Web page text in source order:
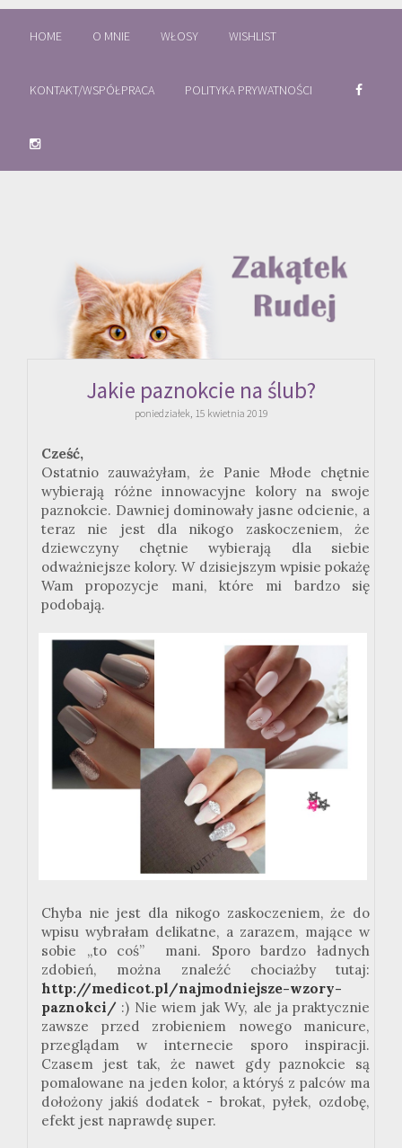
HOME O MNIE WŁOSY WISHLIST
KONTAKT/WSPÓŁPRACA POLITYKA PRYWATNOŚCI
Jakie paznokcie na ślub?
poniedziałek, 15 kwietnia 2019
Cześć,
Ostatnio zauważyłam, że Panie Młode chętnie
wybierają różne innowacyjne kolory na swoje
paznokcie. Dawniej dominowały jasne odcienie, a
teraz nie jest dla nikogo zaskoczeniem, że
dziewczyny chętnie wybierają dla siebie
odważniejsze kolory. W dzisiejszym wpisie pokażę
Wam propozycje mani, które mi bardzo się
podobają.
Chyba nie jest dla nikogo zaskoczeniem, że do
wpisu wybrałam delikatne, a zarazem, mające w
sobie „to coś” mani. Sporo bardzo ładnych
zdobień, można znaleźć chociażby tutaj:
http://medicot.pl/najmodniejsze-wzory-
paznokci/ :) Nie wiem jak Wy, ale ja praktycznie
zawsze przed zrobieniem nowego manicure,
przeglądam w internecie sporo inspiracji.
Czasem jest tak, że nawet gdy paznokcie są
pomalowane na jeden kolor, a któryś z palców ma
dołożony jakiś dodatek - brokat, pyłek, ozdobę,
efekt jest naprawdę super.